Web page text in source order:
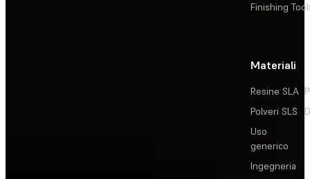
Finishing
Materiali
Resine SLA
Polveri SLS
Uso
generico
Ingegneria